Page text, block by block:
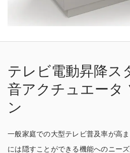
テレビ電動昇降ス
音アクチュエータ
ン
一般家庭での大型テレビ普及率が高
には隠すことができる機能へのニー